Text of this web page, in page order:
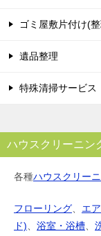
ゴミ屋敷片付け(
遺品整理
特殊清掃サービス
ハウスクリーニン
各種ハウスクリー
フローリング エ
ド)
浴室・浴槽